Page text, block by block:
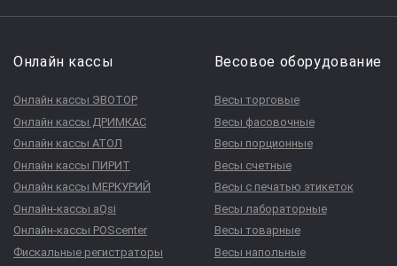
Онлайн кассы
Онлайн кассы ЭВОТОР
Онлайн кассы ДРИМКАС
Онлайн кассы АТОЛ
Онлайн кассы ПИРИТ
Онлайн кассы МЕРКУРИЙ
Онлайн-кассы aQsi
Онлайн-кассы POScenter
Фискальные регистраторы
Весовое оборудование
Весы торговые
Весы фасовочные
Весы порционные
Весы счетные
Весы с печатью этикеток
Весы лабораторные
Весы товарные
Весы напольные